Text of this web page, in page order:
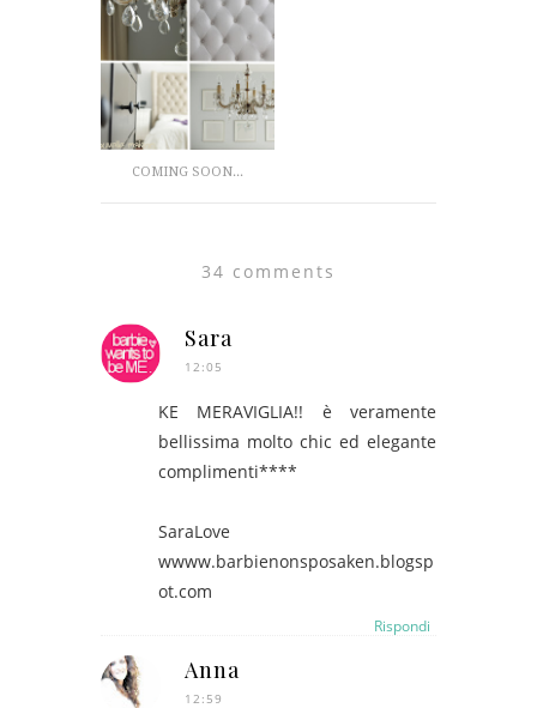
COMING SOON...
34 comments
Sara
12:05
KE MERAVIGLIA!! è veramente
bellissima molto chic ed elegante
complimenti****
SaraLove
wwww.barbienonsposaken.blogsp
ot.com
Rispondi
Anna
12:59